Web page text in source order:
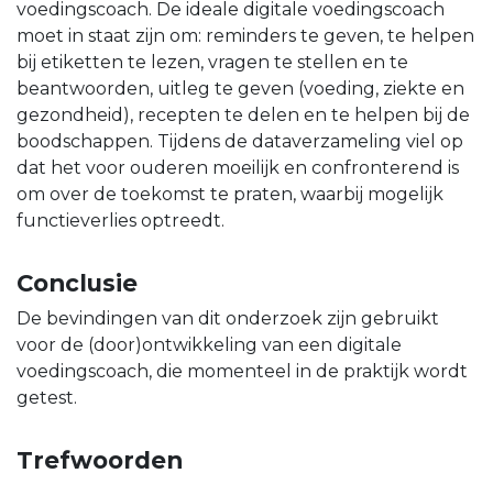
voedingscoach. De ideale digitale voedingscoach
moet in staat zijn om: reminders te geven, te helpen
bij etiketten te lezen, vragen te stellen en te
beantwoorden, uitleg te geven (voeding, ziekte en
gezondheid), recepten te delen en te helpen bij de
boodschappen. Tijdens de dataverzameling viel op
dat het voor ouderen moeilijk en confronterend is
om over de toekomst te praten, waarbij mogelijk
functieverlies optreedt.
Conclusie
De bevindingen van dit onderzoek zijn gebruikt
voor de (door)ontwikkeling van een digitale
voedingscoach, die momenteel in de praktijk wordt
getest.
Trefwoorden